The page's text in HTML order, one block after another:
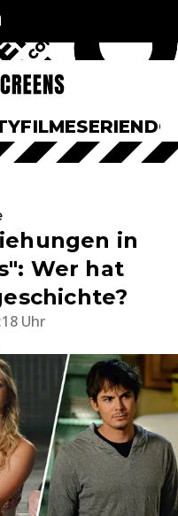
FILMESERIEN
in
Wer hat
Uhr